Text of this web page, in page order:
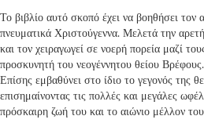
Το βιβλίο αυτό σκοπό έχει να βοηθήσει τον
πνευματικά Χριστούγεννα. Μελετά την
και τον χειραγωγεί σε νοερή πορεία μαζί
προσκυνητή του νεογέννητου θείου Βρέφους.
Επίσης εμβαθύνει στο ίδιο το γεγονός της
επισημαίνοντας τις πολλές και μεγάλες
πρόσκαιρη ζωή του και το αιώνιο μέλλον